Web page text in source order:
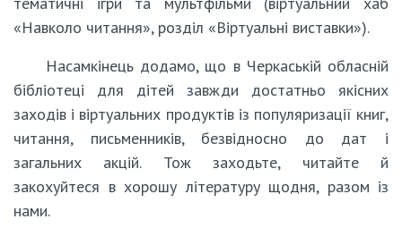
«Навколо читання», розділ «Віртуальні виставки»).
Насамкінець додамо, що в Черкаській обласній
бібліотеці для дітей завжди достатньо якісних
заходів і віртуальних продуктів із популяризації книг,
читання, письменників, безвідносно до дат і
загальних акцій. Тож заходьте, читайте й
закохуйтеся в хорошу літературу щодня, разом із
нами.